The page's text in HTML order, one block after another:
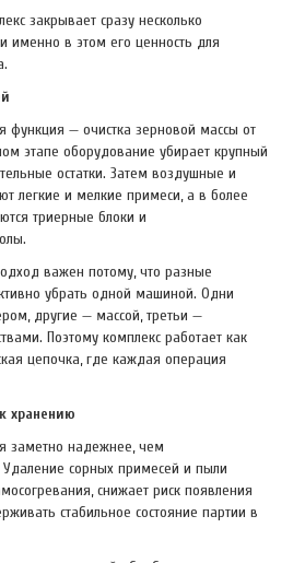
закрывает сразу несколько
именно в этом его ценность для
функция — очистка зерновой массы от
этапе оборудование убирает крупный
остатки. Затем воздушные и
легкие и мелкие примеси, а в более
триерные блоки и
важен потому, что разные
убрать одной машиной. Одни
другие — массой, третьи —
Поэтому комплекс работает как
цепочка, где каждая операция
хранению
заметно надежнее, чем
Удаление сорных примесей и пыли
снижает риск появления
стабильное состояние партии в